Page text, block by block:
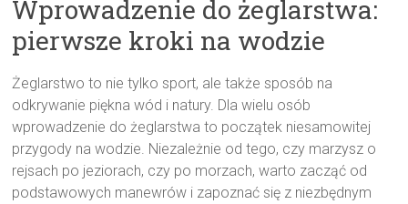
Wprowadzenie do żeglarstwa:
pierwsze kroki na wodzie
Żeglarstwo to nie tylko sport, ale także sposób na
odkrywanie piękna wód i natury. Dla wielu osób
wprowadzenie do żeglarstwa to początek niesamowitej
przygody na wodzie. Niezależnie od tego, czy marzysz o
rejsach po jeziorach, czy po morzach, warto zacząć od
podstawowych manewrów i zapoznać się z niezbędnym